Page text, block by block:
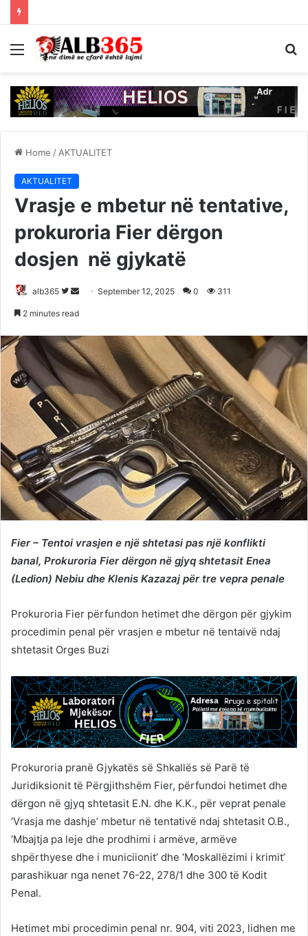
Menu
Home / AKTUALITET
AKTUALITET
Vrasje e mbetur në tentative,
prokuroria Fier dërgon
dosjen në gjykatë
alb365
Follow
Send September 12, 2025 0 311
2 minutes read
Fier – Tentoi vrasjen e një shtetasi pas një konflikti
banal, Prokuroria Fier dërgon në gjyq shtetasit Enea
(Ledion) Nebiu dhe Klenis Kazazaj për tre vepra penale
Prokuroria Fier përfundon hetimet dhe dërgon për gjykim
procedimin penal për vrasjen e mbetur në tentaivë ndaj
shtetasit Orges Buzi
Prokuroria pranë Gjykatës së Shkallës së Parë të
Juridiksionit të Përgjithshëm Fier, përfundoi hetimet dhe
dërgon në gjyq shtetasit E.N. dhe K.K., për veprat penale
‘Vrasja me dashje’ mbetur në tentativë ndaj shtetasit O.B.,
‘Mbajtja pa leje dhe prodhimi i armëve, armëve
shpërthyese dhe i municiionit’ dhe ‘Moskallëzimi i krimit’
parashikuar nga nenet 76-22, 278/1 dhe 300 të Kodit
Penal.
Hetimet mbi procedimin penal nr. 904, viti 2023, lidhen me